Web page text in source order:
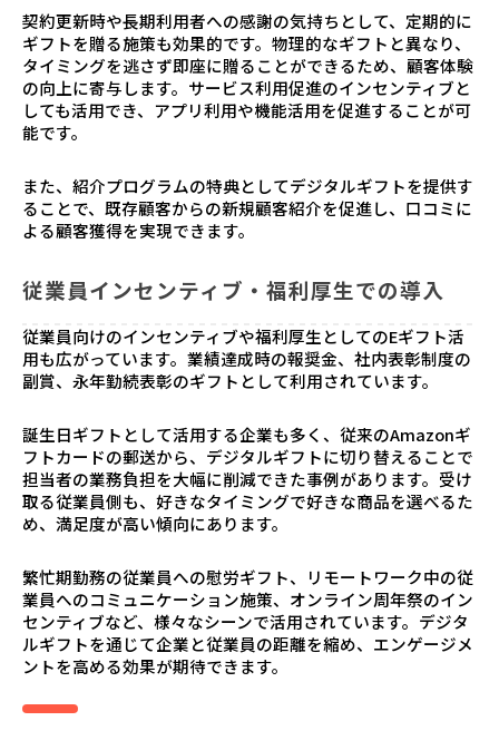
契約更新時や長期利用者への感謝の気持ちとして、定期的に
ギフトを贈る施策も効果的です。物理的なギフトと異なり、
タイミングを逃さず即座に贈ることができるため、顧客体験
の向上に寄与します。サービス利用促進のインセンティブと
しても活用でき、アプリ利用や機能活用を促進することが可
能です。
また、紹介プログラムの特典としてデジタルギフトを提供す
ることで、既存顧客からの新規顧客紹介を促進し、口コミに
よる顧客獲得を実現できます。
従業員インセンティブ・福利厚生での導入
従業員向けのインセンティブや福利厚生としてのEギフト活
用も広がっています。業績達成時の報奨金、社内表彰制度の
副賞、永年勤続表彰のギフトとして利用されています。
誕生日ギフトとして活用する企業も多く、従来のAmazonギ
フトカードの郵送から、デジタルギフトに切り替えることで
担当者の業務負担を大幅に削減できた事例があります。受け
取る従業員側も、好きなタイミングで好きな商品を選べるた
め、満足度が高い傾向にあります。
繁忙期勤務の従業員への慰労ギフト、リモートワーク中の従
業員へのコミュニケーション施策、オンライン周年祭のイン
センティブなど、様々なシーンで活用されています。デジタ
ルギフトを通じて企業と従業員の距離を縮め、エンゲージメ
ントを高める効果が期待できます。